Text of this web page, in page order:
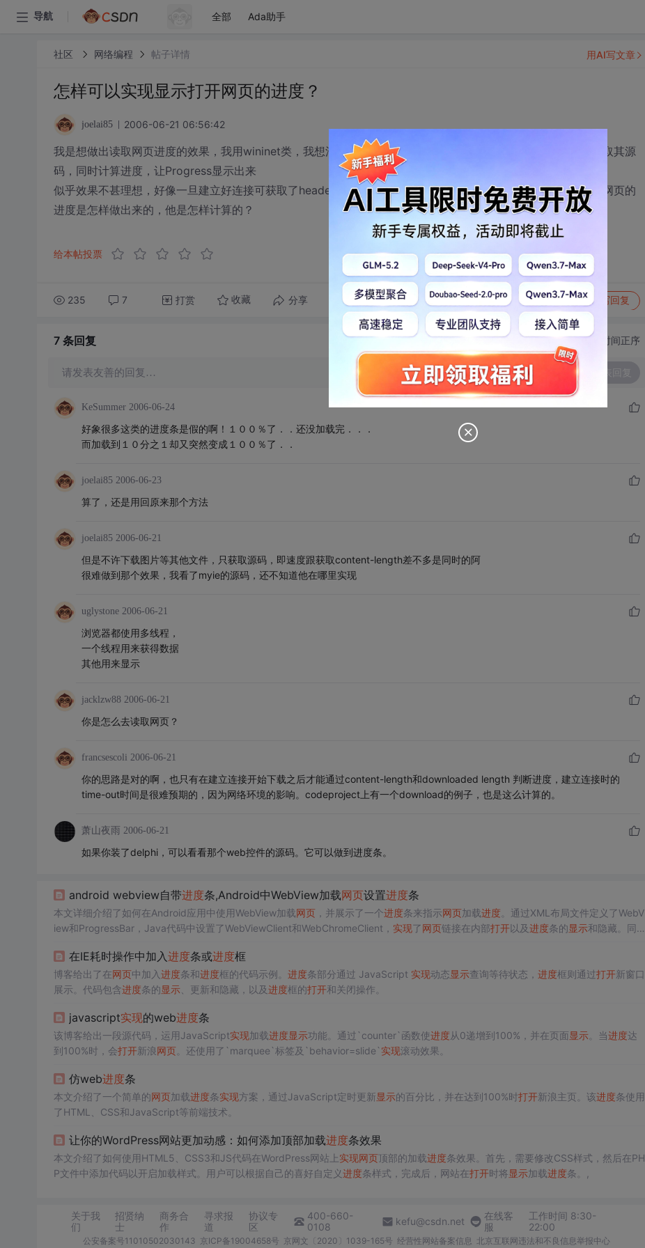
导航 全部 Ada助手
社区 网络编程 帖子详情
怎样可以实现显示打开网页的进度？
joelai85 2006-06-21 06:56:42
我是想做出读取网页进度的效果，我用wininet类，我想法是获取其header，读出其conten-length，然后再去获取其源
码，同时计算进度，让Progress显示出来
似乎效果不甚理想，好像一旦建立好连接可获取了header之后，再去其源码很快，想知道那些浏览器的显示打开网页的
进度是怎样做出来的，他是怎样计算的？
给本帖投票
235 7 打赏 收藏 分享 转发到动态 举报 写回复
用AI写文章
7 条回复 切换为时间正序
请发表友善的回复…
KeSummer 2006-06-24
好象很多这类的进度条是假的啊！１００％了．．还没加载完．．．
而加载到１０分之１却又突然变成１００％了．．
joelai85 2006-06-23
算了，还是用回原来那个方法
joelai85 2006-06-21
但是不许下载图片等其他文件，只获取源码，即速度跟获取content-length差不多是同时的阿
很难做到那个效果，我看了myie的源码，还不知道他在哪里实现
uglystone 2006-06-21
浏览器都使用多线程，
一个线程用来获得数据
其他用来显示
jacklzw88 2006-06-21
你是怎么去读取网页？
francsescoli 2006-06-21
你的思路是对的啊，也只有在建立连接开始下载之后才能通过content-length和downloaded length 判断进度，建立连接时的
time-out时间是很难预期的，因为网络环境的影响。codeproject上有一个download的例子，也是这么计算的。
萧山夜雨 2006-06-21
如果你装了delphi，可以看看那个web控件的源码。它可以做到进度条。
android webview自带进度条,Android中WebView加载网页设置进度条
本文详细介绍了如何在Android应用中使用WebView加载网页，并展示了一个进度条来指示网页加载进度 。通过XML布局文件定义了WebV
iew和ProgressBar，Java代码中设置了WebViewClient和WebChromeClient， 实现了网页链接在内部打开以及进度条的显示和隐藏。同
在IE耗时操作中加入进度条或进度框
博客给出了在网页中加入进度条和进度框的代码示例。 进度条部分通过 JavaScript 实现动态显示查询等待状态， 进度框则通过打开新窗口
展示。代码包含进度条的显示、更新和隐藏，以及进度框的打开和关闭操作。
javascript实现的web进度条
该博客给出一段源代码，运用JavaScript实现加载进度显示功能。通过`counter`函数使进度从0递增到100%，并在页面显示。当进度达
到100%时，会打开新浪网页。还使用了`marquee`标签及`behavior=slide` 实现滚动效果。
仿web进度条
本文介绍了一个简单的网页加载进度条实现方案，通过JavaScript定时更新显示的百分比，并在达到100%时打开新浪主页。该进度条使用
了HTML、CSS和JavaScript等前端技术。
让你的WordPress网站更加动感：如何添加顶部加载进度条效果
本文介绍了如何使用HTML5、CSS3和JS代码在WordPress网站上实现网页顶部的加载进度条效果。首先，需要修改CSS样式，然后在PH
P文件中添加代码以开启加载样式。用户可以根据自己的喜好自定义进度条样式，完成后，网站在打开时将显示加载进度条。,
关于我
们
招贤纳
士
商务合
作
寻求报
道
协议专
区
400-660-
0108
kefu@csdn.net
在线客
服
工作时间 8:30-
22:00
公安备案号11010502030143 京ICP备19004658号 京网文〔2020〕1039-165号 经营性网站备案信息 北京互联网违法和不良信息举报中心